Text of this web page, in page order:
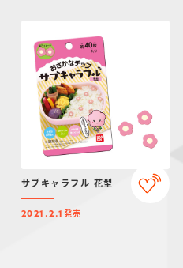
サブキャラフル 花型
2021.2.1 発売